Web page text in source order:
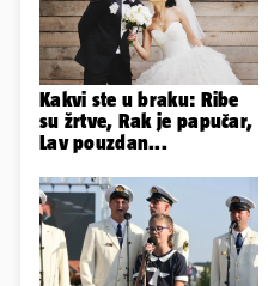
Kakvi ste u braku: Ribe
su žrtve, Rak je papučar,
Lav pouzdan...